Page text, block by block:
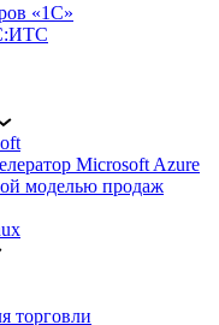
«1С»
Microsoft Azure
моделью продаж
торговли